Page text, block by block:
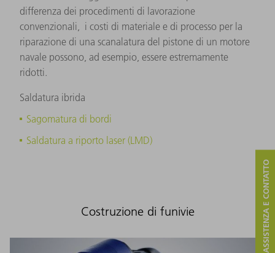
differenza dei procedimenti di lavorazione
convenzionali, i costi di materiale e di processo per la
riparazione di una scanalatura del pistone di un motore
navale possono, ad esempio, essere estremamente
ridotti.
Saldatura ibrida
Sagomatura di bordi
Saldatura a riporto laser (LMD)
Costruzione di funivie ASSISTENZA E CONTATTO